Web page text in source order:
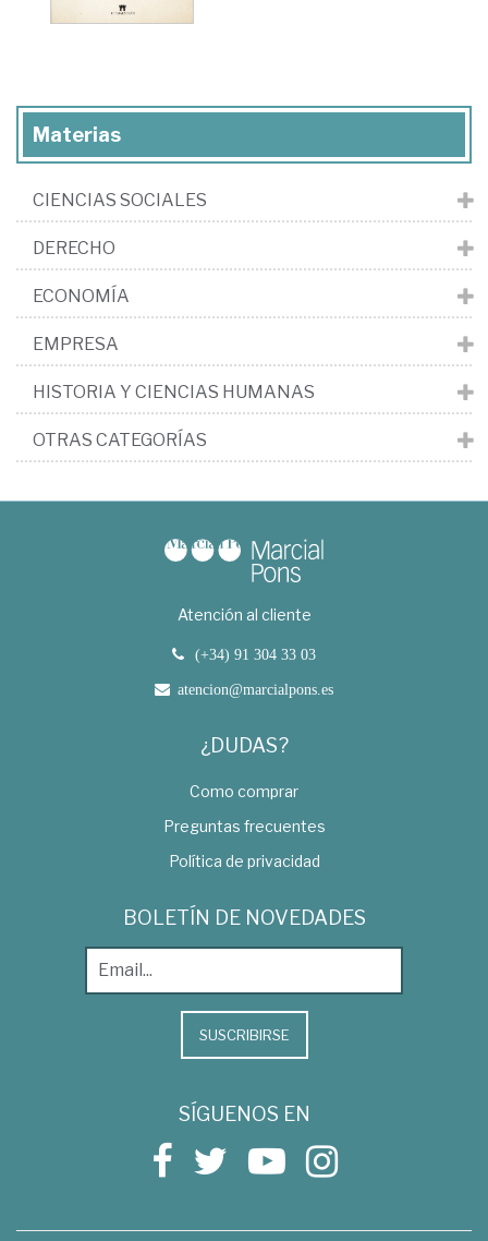
Materias
CIENCIAS SOCIALES
DERECHO
ECONOMÍA
EMPRESA
HISTORIA Y CIENCIAS HUMANAS
OTRAS CATEGORÍAS
Atención al cliente
(+34) 91 304 33 03
atencion@marcialpons.es
¿DUDAS?
Como comprar
Preguntas frecuentes
Política de privacidad
BOLETÍN DE NOVEDADES
SUSCRIBIRSE
SÍGUENOS EN